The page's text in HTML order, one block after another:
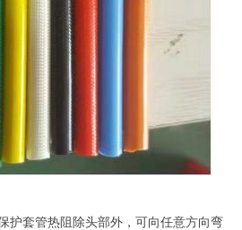
护套管热阻除头部外，可向任意方向弯